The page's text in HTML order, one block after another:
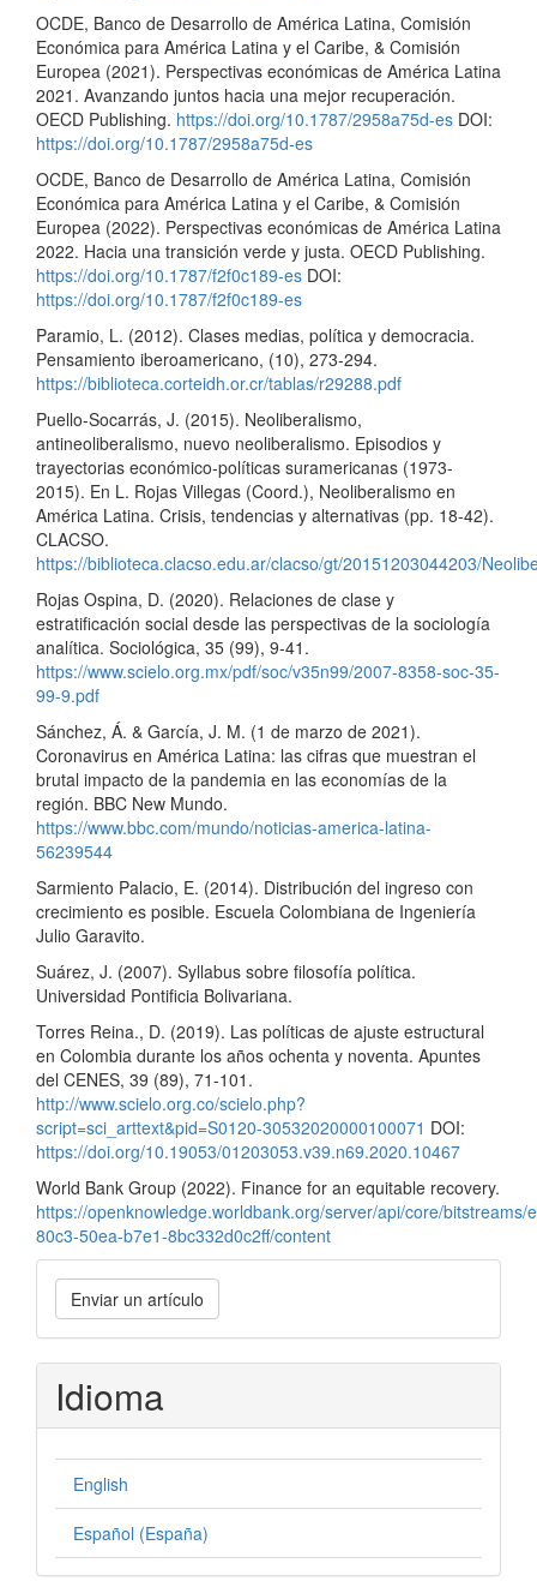
OCDE, Banco de Desarrollo de América Latina, Comisión
Económica para América Latina y el Caribe, & Comisión
Europea (2021). Perspectivas económicas de América Latina
2021. Avanzando juntos hacia una mejor recuperación.
OECD Publishing. https://doi.org/10.1787/2958a75d-es DOI:
https://doi.org/10.1787/2958a75d-es
OCDE, Banco de Desarrollo de América Latina, Comisión
Económica para América Latina y el Caribe, & Comisión
Europea (2022). Perspectivas económicas de América Latina
2022. Hacia una transición verde y justa. OECD Publishing.
https://doi.org/10.1787/f2f0c189-es DOI:
https://doi.org/10.1787/f2f0c189-es
Paramio, L. (2012). Clases medias, política y democracia.
Pensamiento iberoamericano, (10), 273-294.
https://biblioteca.corteidh.or.cr/tablas/r29288.pdf
Puello-Socarrás, J. (2015). Neoliberalismo,
antineoliberalismo, nuevo neoliberalismo. Episodios y
trayectorias económico-políticas suramericanas (1973-
2015). En L. Rojas Villegas (Coord.), Neoliberalismo en
América Latina. Crisis, tendencias y alternativas (pp. 18-42).
CLACSO.
https://biblioteca.clacso.edu.ar/clacso/gt/20151203044203/
Rojas Ospina, D. (2020). Relaciones de clase y
estratificación social desde las perspectivas de la sociología
analítica. Sociológica, 35 (99), 9-41.
https://www.scielo.org.mx/pdf/soc/v35n99/2007-8358-soc-35-
99-9.pdf
Sánchez, Á. & García, J. M. (1 de marzo de 2021).
Coronavirus en América Latina: las cifras que muestran el
brutal impacto de la pandemia en las economías de la
región. BBC New Mundo.
https://www.bbc.com/mundo/noticias-america-latina-
56239544
Sarmiento Palacio, E. (2014). Distribución del ingreso con
crecimiento es posible. Escuela Colombiana de Ingeniería
Julio Garavito.
Suárez, J. (2007). Syllabus sobre filosofía política.
Universidad Pontificia Bolivariana.
Torres Reina., D. (2019). Las políticas de ajuste estructural
en Colombia durante los años ochenta y noventa. Apuntes
del CENES, 39 (89), 71-101.
http://www.scielo.org.co/scielo.php?
script=sci_arttext&pid=S0120-30532020000100071 DOI:
https://doi.org/10.19053/01203053.v39.n69.2020.10467
World Bank Group (2022). Finance for an equitable recovery.
https://openknowledge.worldbank.org/server/api/core/bitstreams/
80c3-50ea-b7e1-8bc332d0c2ff/content
Enviar
un
artículo
Enviar un artículo
Idioma
English
Español (España)